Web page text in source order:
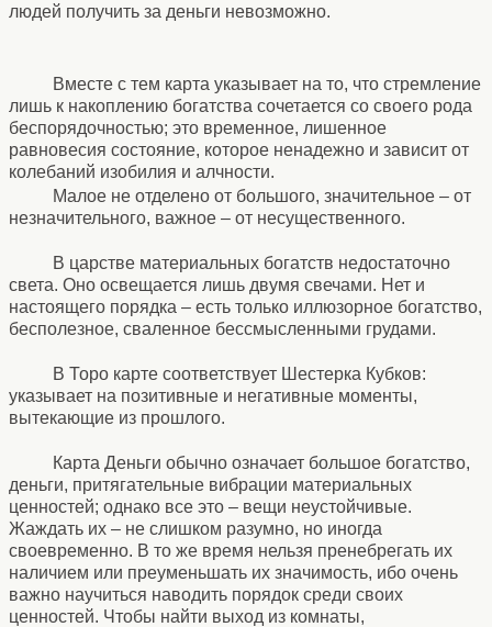
людей получить за деньги невозможно.
Вместе с тем карта указывает на то, что стремление
лишь к накоплению богатства сочетается со своего рода
беспорядочностью; это временное, лишенное
равновесия состояние, которое ненадежно и зависит от
колебаний изобилия и алчности.
Малое не отделено от большого, значительное – от
незначительного, важное – от несущественного.
В царстве материальных богатств недостаточно
света. Оно освещается лишь двумя свечами. Нет и
настоящего порядка – есть только иллюзорное богатство,
бесполезное, сваленное бессмысленными грудами.
В Торо карте соответствует Шестерка Кубков:
указывает на позитивные и негативные моменты,
вытекающие из прошлого.
Карта Деньги обычно означает большое богатство,
деньги, притягательные вибрации материальных
ценностей; однако все это – вещи неустойчивые.
Жаждать их – не слишком разумно, но иногда
своевременно. В то же время нельзя пренебрегать их
наличием или преуменьшать их значимость, ибо очень
важно научиться наводить порядок среди своих
ценностей. Чтобы найти выход из комнаты,